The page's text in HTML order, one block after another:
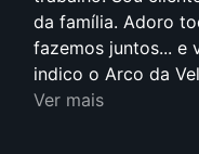
da família. Adoro
fazemos juntos... e
indico o Arco da
Ver mais